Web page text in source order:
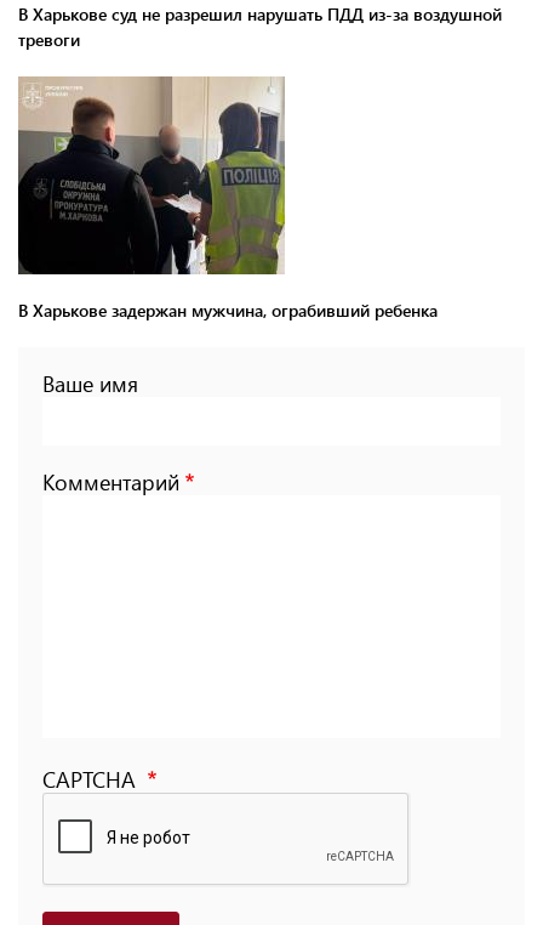
В Харькове суд не разрешил нарушать ПДД из-за воздушной
тревоги
В Харькове задержан мужчина, ограбивший ребенка
Ваше имя
Комментарий
CAPTCHA